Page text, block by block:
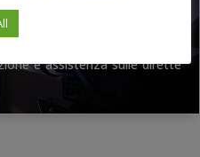
e la nuova frontiera della
Siamo in gardo di realizzare
e assistenza sulle dirette